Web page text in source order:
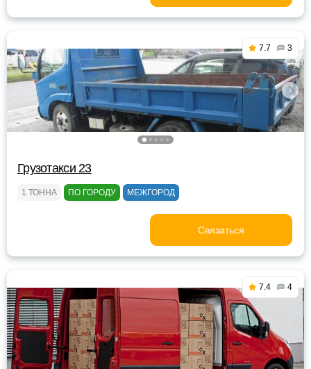
7.7 3
Грузотакси 23
1 ТОННА ПО ГОРОДУ МЕЖГОРОД
Связаться
7.4 4